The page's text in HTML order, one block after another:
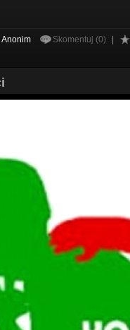
Anonim Skomentuj (0)